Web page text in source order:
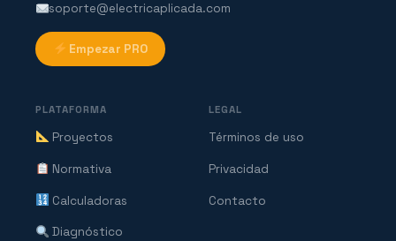
soporte@electricaplicada.com
Empezar PRO
PLATAFORMA
Proyectos
Normativa
Calculadoras
Diagnóstico
LEGAL
Términos de uso
Privacidad
Contacto